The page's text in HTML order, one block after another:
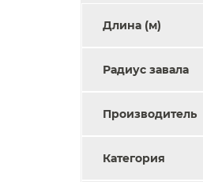
Длина (м)
Радиус завала
Производитель
Категория